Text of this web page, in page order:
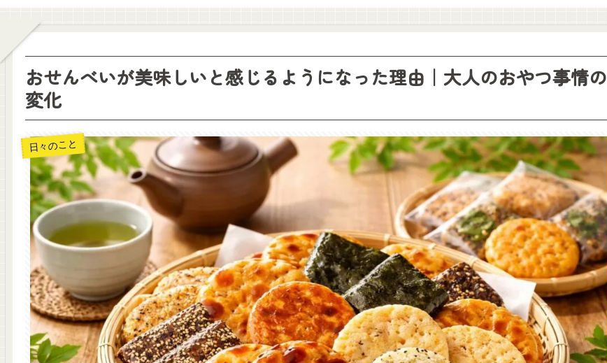
おせんべいが美味しいと感じるようになった理由｜大人のおやつ事情の
変化
日々のこと